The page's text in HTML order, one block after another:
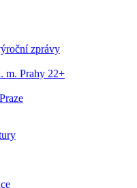
zprávy
m. Prahy 22+